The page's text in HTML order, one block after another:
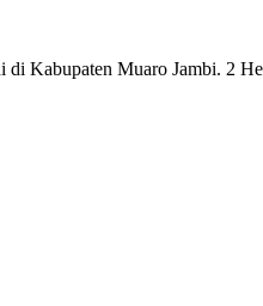
di Kabupaten Muaro Jambi. 2